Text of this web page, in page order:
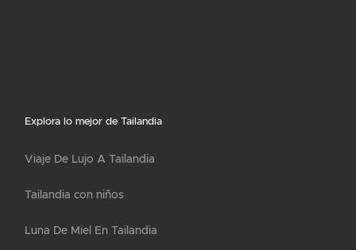
Explora lo mejor de Tailandia
Viaje De Lujo A Tailandia
Tailandia con niños
Luna De Miel En Tailandia